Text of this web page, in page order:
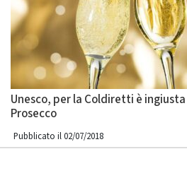
Unesco, per la Coldiretti è
Prosecco
Pubblicato il 02/07/2018